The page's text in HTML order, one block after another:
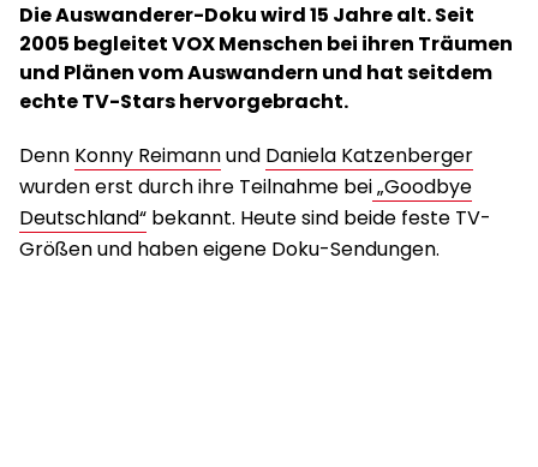
Die Auswanderer-Doku wird 15 Jahre alt. Seit
2005 begleitet VOX Menschen bei ihren Träumen
und Plänen vom Auswandern und hat seitdem
echte TV-Stars hervorgebracht.
Denn Konny Reimannund Daniela Katzenberger
wurden erst durch ihre Teilnahme bei„Goodbye
Deutschland“ bekannt. Heute sind beide feste TV-
Größen und haben eigene Doku-Sendungen.